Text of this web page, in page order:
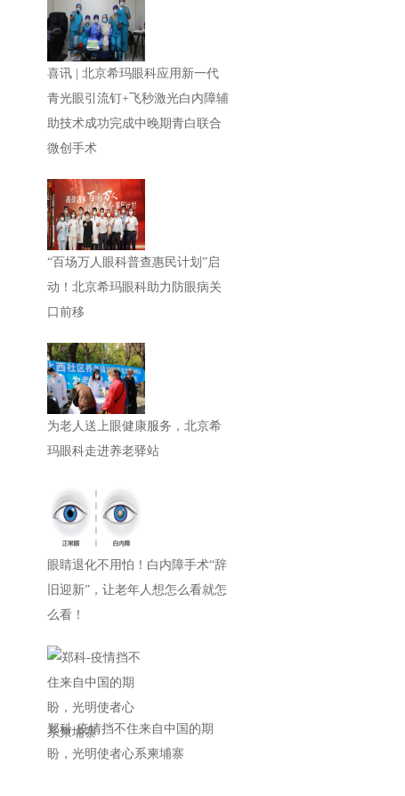
喜讯 | 北京希玛眼科应用新一代
青光眼引流钉+飞秒激光白内障辅
助技术成功完成中晚期青白联合
微创手术
“百场万人眼科普查惠民计划”启
动！北京希玛眼科助力防眼病关
口前移
为老人送上眼健康服务，北京希
玛眼科走进养老驿站
眼睛退化不用怕！白内障手术“辞
旧迎新”，让老年人想怎么看就怎
么看！
郑科-疫情挡不住来自中国的期
盼，光明使者心系柬埔寨